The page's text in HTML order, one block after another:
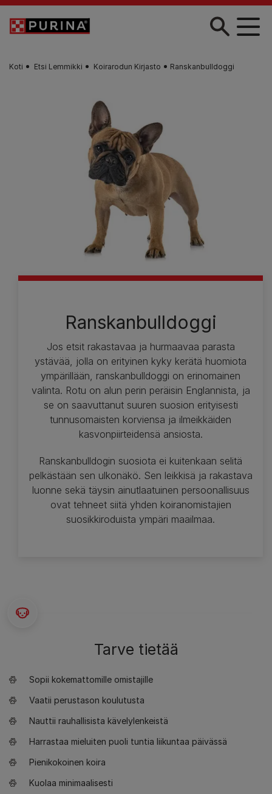
Skip to main content
Koti Etsi Lemmikki Koirarodun Kirjasto Ranskanbulldoggi
Ranskanbulldoggi
Jos etsit rakastavaa ja hurmaavaa parasta
ystävää, jolla on erityinen kyky kerätä huomiota
ympärillään, ranskanbulldoggi on erinomainen
valinta. Rotu on alun perin peräisin Englannista, ja
se on saavuttanut suuren suosion erityisesti
tunnusomaisten korviensa ja ilmeikkäiden
kasvonpiirteidensä ansiosta.
Ranskanbulldogin suosiota ei kuitenkaan selitä
pelkästään sen ulkonäkö. Sen leikkisä ja rakastava
luonne sekä täysin ainutlaatuinen persoonallisuus
ovat tehneet siitä yhden koiranomistajien
suosikkiroduista ympäri maailmaa.
Tarve tietää
Sopii kokemattomille omistajille
Vaatii perustason koulutusta
Nauttii rauhallisista kävelylenkeistä
Harrastaa mieluiten puoli tuntia liikuntaa päivässä
Pienikokoinen koira
Kuolaa minimaalisesti